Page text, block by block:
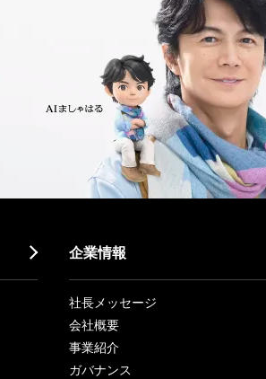
企業情報
社長メッセージ
会社概要
事業紹介
ガバナンス